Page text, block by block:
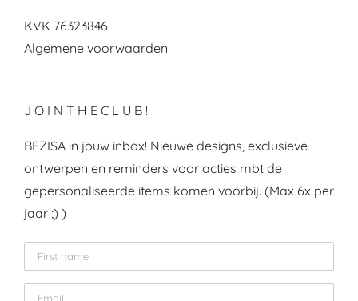
KVK 76323846
Algemene voorwaarden
J O I N T H E C L U B !
BEZISA in jouw inbox! Nieuwe designs, exclusieve
ontwerpen en reminders voor acties mbt de
gepersonaliseerde items komen voorbij. (Max 6x per
jaar ;) )